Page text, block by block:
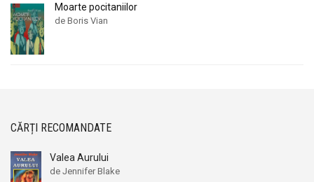
Moarte pocitaniilor
de Boris Vian
CĂRȚI RECOMANDATE
Valea Aurului
de Jennifer Blake